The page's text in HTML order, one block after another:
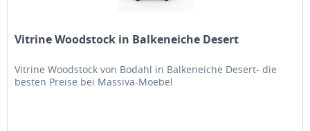
Vitrine Woodstock in Balkeneiche Desert
Vitrine Woodstock von Bodahl in Balkeneiche Desert- die
besten Preise bei Massiva-Moebel